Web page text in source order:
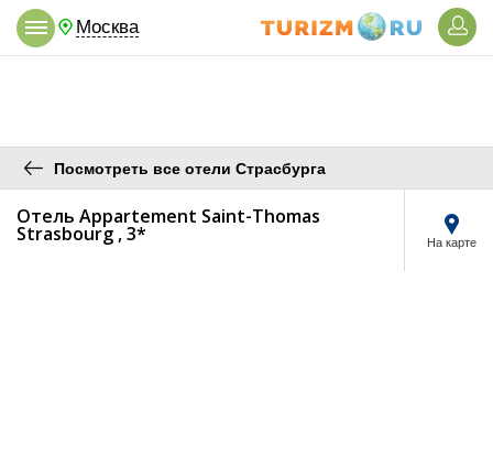
Москва
Посмотреть все отели Страсбурга
Отель Appartement Saint-Thomas
Strasbourg , 3* На карте